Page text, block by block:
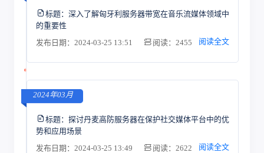
标题： 深入了解匈牙利服务器带宽在音乐流媒体领域中
的重要性
发布日期：2024-03-25 13:51
阅读：2455 阅读全文
2024年03月
标题： 探讨丹麦高防服务器在保护社交媒体平台中的优
势和应用场景
发布日期：2024-03-25 13:49
阅读：2622 阅读全文